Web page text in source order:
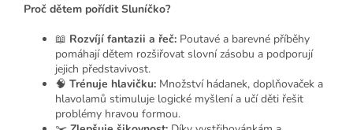
Proč dětem pořídit Sluníčko?
📖 Rozvíjí fantazii a řeč: Poutavé a barevné příběhy
pomáhají dětem rozšiřovat slovní zásobu a podporují
jejich představivost.
🧠 Trénuje hlavičku: Množství hádanek, doplňovaček a
hlavolamů stimuluje logické myšlení a učí děti řešit
problémy hravou formou.